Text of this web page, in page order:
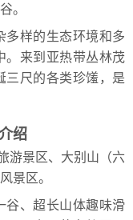
。
样的生态环境和多
。来到亚热带丛林茂
三尺的各类珍馐，是
绍
景区、大别山（六
景区。
、超长山体趣味滑